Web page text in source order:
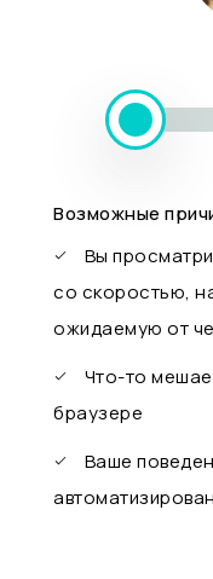
Возможные
Вы
со скоростью,
ожидаемую от
Что-то
браузере
Ваше